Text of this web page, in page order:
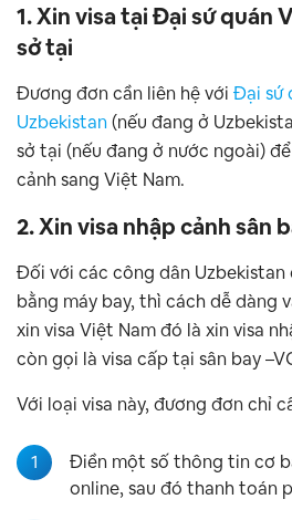
1. Xin visa tại Đại sứ quán
sở tại
Đương đơn cần liên hệ với Đại sứ
Uzbekistan(nếu đang ở
sở tại (nếu đang ở nước ngoài)
cảnh sang Việt Nam.
2. Xin visa nhập cảnh sân
Đối với các công dân
bằng máy bay, thì cách dễ dàng
xin visa Việt Nam đó là xin visa
còn gọi là visa cấp tại sân bay
Với loại visa này, đương đơn chỉ
1
Điền một số thông tin cơ
online, sau đó thanh toán